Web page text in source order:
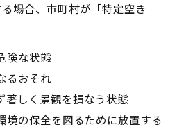
場合、市町村が「特定空き
険な状態
るおそれ
著しく景観を損なう状態
境の保全を図るために放置する